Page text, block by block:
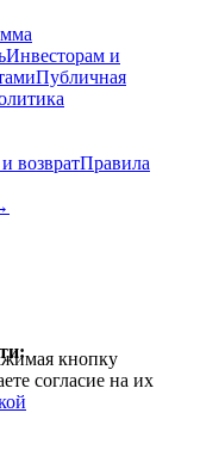
Инвесторам и
Публичная
возвратПравила
кнопку
согласие на их